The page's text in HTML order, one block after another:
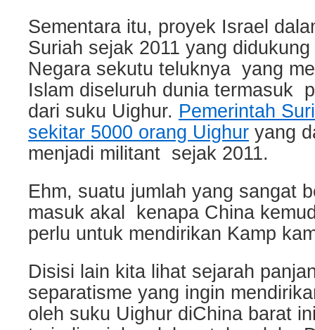
Sementara itu, proyek Israel
Suriah sejak 2011 yang
Negara sekutu teluknya yang
Islam diseluruh dunia termasuk
dari suku Uighur. Pemerintah
sekitar 5000 orang Uighur yang
menjadi militant sejak 2011.
Ehm, suatu jumlah yang sangat
masuk akal kenapa China
perlu untuk mendirikan Kamp
Disisi lain kita lihat sejarah
separatisme yang ingin
oleh suku Uighur diChina barat